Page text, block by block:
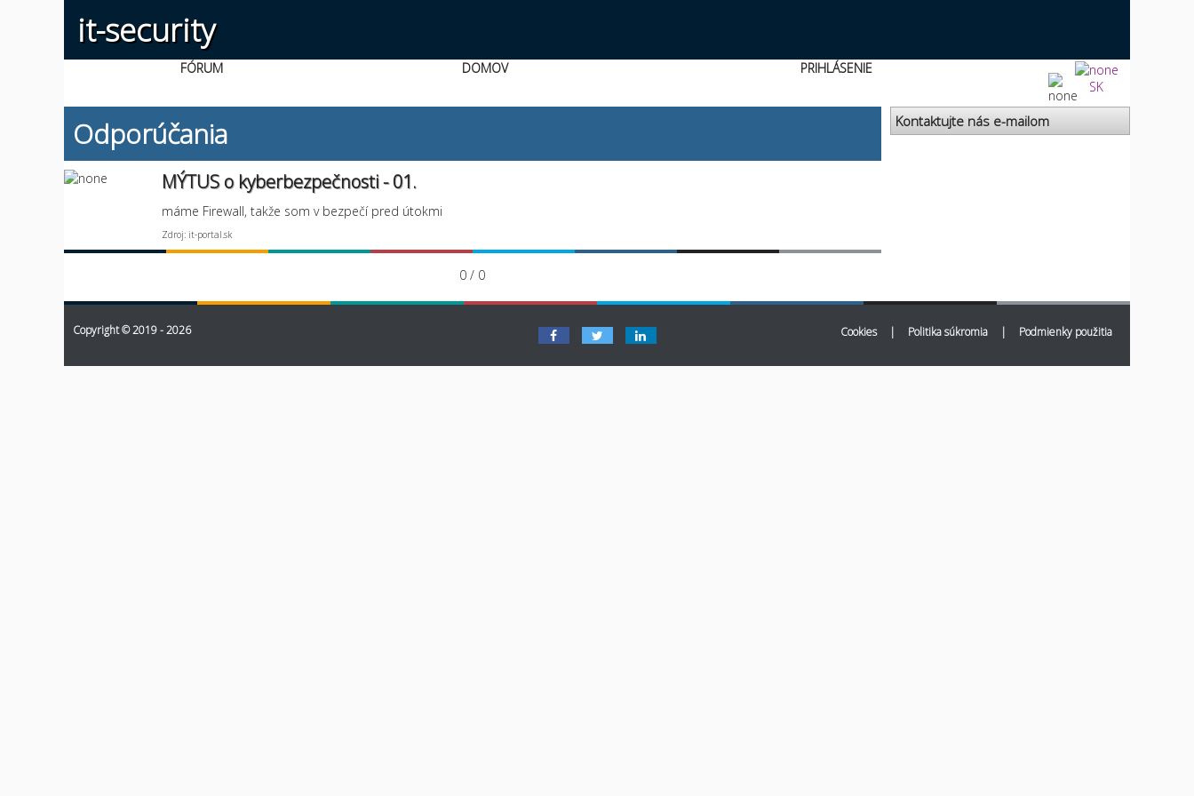
it-security
FÓRUM DOMOV
PRIHLÁSENIE
SK
Odporúčania
MÝTUS o kyberbezpečnosti - 01.
máme Firewall, takže som v bezpečí pred útokmi
Zdroj: it-portal.sk
0 / 0
Kontaktujte nás e-mailom
Copyright © 2019 - 2026 Cookies | Politika súkromia | Podmienky použitia